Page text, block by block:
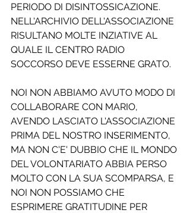
PERIODO DI DISINTOSSICAZIONE.
NELL'ARCHIVIO DELL'ASSOCIAZIONE
RISULTANO MOLTE INZIATIVE AL
QUALE IL CENTRO RADIO
SOCCORSO DEVE ESSERNE GRATO.
NOI NON ABBIAMO AVUTO MODO DI
COLLABORARE CON MARIO,
AVENDO LASCIATO L'ASSOCIAZIONE
PRIMA DEL NOSTRO INSERIMENTO,
MA NON C'E' DUBBIO CHE IL MONDO
DEL VOLONTARIATO ABBIA PERSO
MOLTO CON LA SUA SCOMPARSA, E
NOI NON POSSIAMO CHE
ESPRIMERE GRATITUDINE PER